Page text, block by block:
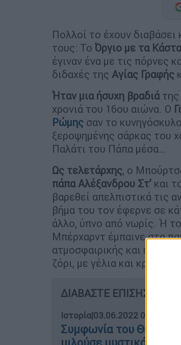
Πολλοί το έχουν διαβάσει
τους: Το Όργιο με τα
έγιναν ένα με τις πόρνες
διδαχές της Αγίας Γραφής
Ήταν μια ήσυχη βραδιάτης
χρονιά του 16ου αιώνα. Ο
Ρώμης σαν το
ξεροψημένης σάρκας του
Παλάτι του Πάπα μέσα…
Ως τελετάρχης, ο
πάπα Αλέξανδρου Στ’ και
βαρεθεί απελπιστικά τις
βήμα του τον έφερνε σε
άλλο, ύπνο από νωρίς. Ή
Μπέρχαρντ έμπαινε στα
ατμοσφαιρικής και
ζόρι, με γέλια και κραυγές
ΔΙΑΒΑΣΤΕ ΕΠΙΣΗΣ
Ιστορία|03.06.2022 07:55
Συμφωνία του Θεού